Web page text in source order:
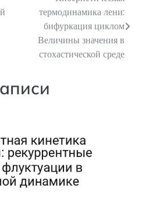
термодинамика лени:
бифуркация циклом
Величины значения в
стохастической среде